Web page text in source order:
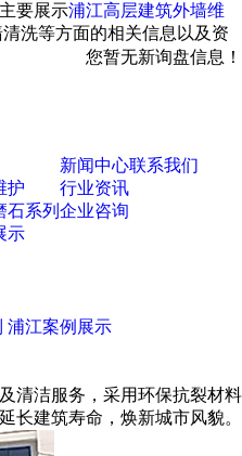
要展示浦江高层建筑外墙维
洗等方面的相关信息以及资
您暂无新询盘信息！
护
石系列
示
新闻中心
行业资讯
企业咨询
联系我们
浦江案例展示
清洁服务，采用环保抗裂材料
长建筑寿命，焕新城市风貌。